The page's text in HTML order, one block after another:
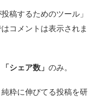
稿するためのツール」
コメントは表示されま
シェア数」 のみ。
粋に伸びてる投稿を研